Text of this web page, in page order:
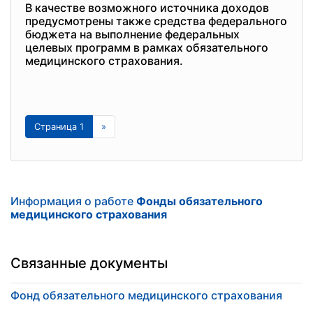
В качестве возможного источника доходов
предусмотрены также средства федерального
бюджета на выполнение федеральных
целевых программ в рамках обязательного
медицинского страхования.
Страница 1 »
Информация о работе Фонды обязательного
медицинского страхования
Связанные документы
Фонд обязательного медицинского страхования